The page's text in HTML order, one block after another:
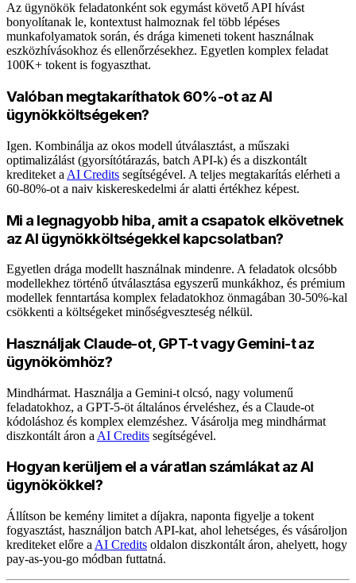
Az ügynökök feladatonként sok egymást követő API hívást
bonyolítanak le, kontextust halmoznak fel több lépéses
munkafolyamatok során, és drága kimeneti tokent használnak
eszközhívásokhoz és ellenőrzésekhez. Egyetlen komplex feladat
100K+ tokent is fogyaszthat.
Valóban megtakaríthatok 60%-ot az AI
ügynökköltségeken?
Igen. Kombinálja az okos modell útválasztást, a műszaki
optimalizálást (gyorsítótárazás, batch API-k) és a diszkontált
krediteket a AI Credits segítségével. A teljes megtakarítás elérheti a
60-80%-ot a naiv kiskereskedelmi ár alatti értékhez képest.
Mi a legnagyobb hiba, amit a csapatok elkövetnek
az AI ügynökköltségekkel kapcsolatban?
Egyetlen drága modellt használnak mindenre. A feladatok olcsóbb
modellekhez történő útválasztása egyszerű munkákhoz, és prémium
modellek fenntartása komplex feladatokhoz önmagában 30-50%-kal
csökkenti a költségeket minőségveszteség nélkül.
Használjak Claude-ot, GPT-t vagy Gemini-t az
ügynökömhöz?
Mindhármat. Használja a Gemini-t olcsó, nagy volumenű
feladatokhoz, a GPT-5-öt általános érveléshez, és a Claude-ot
kódoláshoz és komplex elemzéshez. Vásárolja meg mindhármat
diszkontált áron a AI Credits segítségével.
Hogyan kerüljem el a váratlan számlákat az AI
ügynökökkel?
Állítson be kemény limitet a díjakra, naponta figyelje a tokent
fogyasztást, használjon batch API-kat, ahol lehetséges, és vásároljon
krediteket előre a AI Credits oldalon diszkontált áron, ahelyett, hogy
pay-as-you-go módban futtatná.